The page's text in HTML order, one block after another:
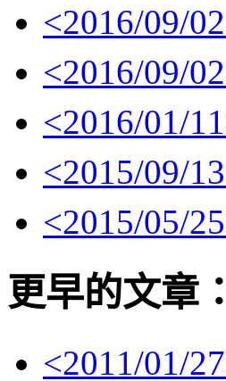
<2016/09/02
<2016/09/02
<2016/01/11
<2015/09/13
<2015/05/25
更早的文章：
<2011/01/27